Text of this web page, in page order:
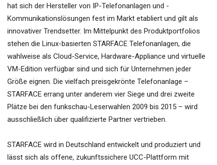
hat sich der Hersteller von IP-Telefonanlagen und -
Kommunikationslösungen fest im Markt etabliert und gilt als
innovativer Trendsetter. Im Mittelpunkt des Produktportfolios
stehen die Linux-basierten STARFACE Telefonanlagen, die
wahlweise als Cloud-Service, Hardware-Appliance und virtuelle
VM-Edition verfügbar sind und sich für Unternehmen jeder
Größe eignen. Die vielfach preisgekrönte Telefonanlage –
STARFACE errang unter anderem vier Siege und drei zweite
Plätze bei den funkschau-Leserwahlen 2009 bis 2015 – wird
ausschließlich über qualifizierte Partner vertrieben.
STARFACE wird in Deutschland entwickelt und produziert und
lässt sich als offene, zukunftssichere UCC-Plattform mit